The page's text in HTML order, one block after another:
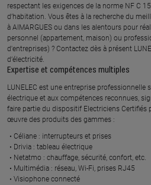
respectant les exigences de la norme NF C
d’habitation. Vous êtes à la recherche du
à AIMARGUES ou dans les alentours pour
personnel (appartement, maison) ou
d'entreprises) ? Contactez dès à présent
d’électricité.
Expertise et compétences multiples​
​LUNELEC est une entreprise professionnelle
électrique et aux compétences reconnues,
faire partie du dispositif Electriciens Certifiés
œuvre des produits des gammes : ​
Céliane : interrupteurs et prises ​
Drivia : tableau électrique ​
Netatmo : chauffage, sécurité, confort, etc.​
Multimédia : réseau, Wi-Fi, prises RJ45​
Visiophone connecté​